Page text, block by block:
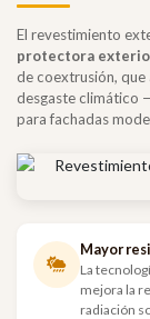
El revestimiento
protectora
de coextrusión,
desgaste climático
para fachadas
Mayor
La
mejora la
radiación